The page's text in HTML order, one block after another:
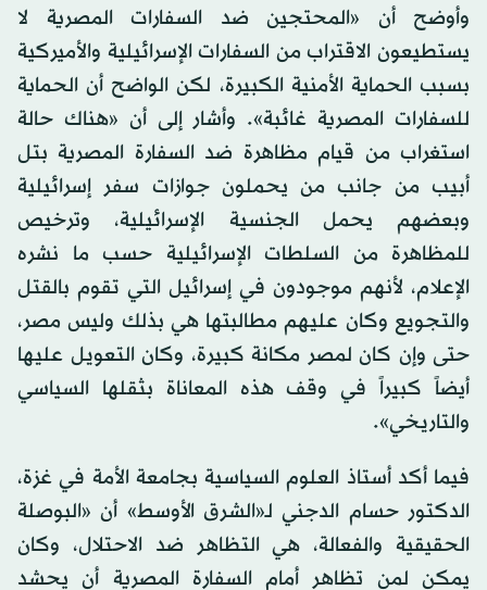
وأوضح أن «المحتجين ضد السفارات المصرية لا
يستطيعون الاقتراب من السفارات الإسرائيلية والأميركية
بسبب الحماية الأمنية الكبيرة، لكن الواضح أن الحماية
للسفارات المصرية غائبة». وأشار إلى أن «هناك حالة
استغراب من قيام مظاهرة ضد السفارة المصرية بتل
أبيب من جانب من يحملون جوازات سفر إسرائيلية
وبعضهم يحمل الجنسية الإسرائيلية، وترخيص
للمظاهرة من السلطات الإسرائيلية حسب ما نشره
الإعلام، لأنهم موجودون في إسرائيل التي تقوم بالقتل
والتجويع وكان عليهم مطالبتها هي بذلك وليس مصر،
حتى وإن كان لمصر مكانة كبيرة، وكان التعويل عليها
أيضاً كبيراً في وقف هذه المعاناة بثقلها السياسي
والتاريخي».
فيما أكد أستاذ العلوم السياسية بجامعة الأمة في غزة،
الدكتور حسام الدجني لـ«الشرق الأوسط» أن «البوصلة
الحقيقية والفعالة، هي التظاهر ضد الاحتلال، وكان
يمكن لمن تظاهر أمام السفارة المصرية أن يحشد